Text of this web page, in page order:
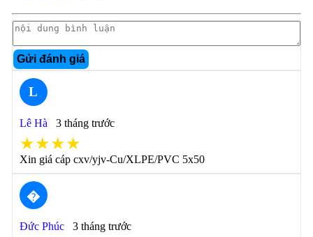
Gửi đánh giá
L
Lê Hà 3 tháng trước
★★★★
Xin giá cáp cxv/yjv-Cu/XLPE/PVC 5x50
�
Đức Phúc 3 tháng trước